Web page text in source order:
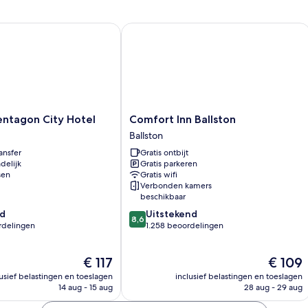
City Hotel
De
prijs
is
€ 117
belastingen en toeslagen
14 aug - 15 aug
City Hotel
Comfort
Inn
Ballston
Ballston
Comfort Inn Ballston
Ballston
Gratis ontbijt
Gratis parkeren
Gratis wifi
Verbonden kamers
beschikbaar
8.6
van
beoordelingen
8,6 Uitstekend
1.258 beoordelingen
De
prijs
is
€ 109
inclusief belastingen en toeslagen
28 aug - 29 aug
Comfort Inn Ballston